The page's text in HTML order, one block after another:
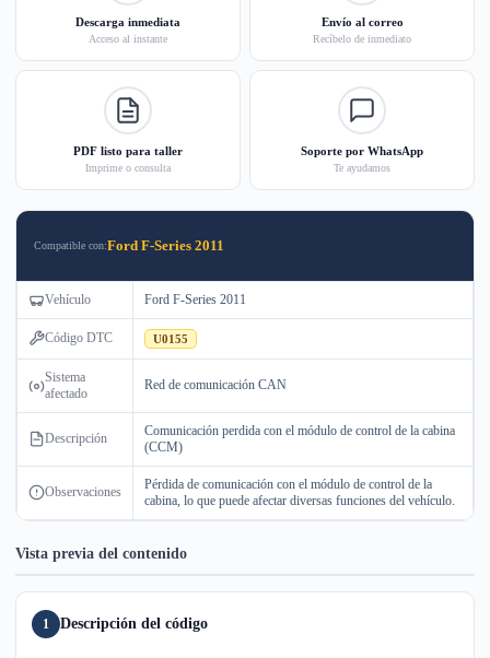
Descarga inmediata
Acceso al instante
Envío al correo
Recíbelo de inmediato
PDF listo para taller
Imprime o consulta
Soporte por WhatsApp
Te ayudamos
Compatible con:Ford F-Series 2011
Vehículo Ford F-Series 2011
Código DTC U0155
Sistema
afectado
Red de comunicación CAN
Descripción
Comunicación perdida con el módulo de control de la cabina
(CCM)
Observaciones
Pérdida de comunicación con el módulo de control de la
cabina, lo que puede afectar diversas funciones del vehículo.
Vista previa del contenido
1 Descripción del código